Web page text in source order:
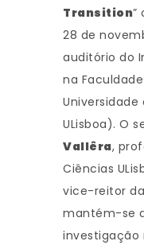
Transition”
28 de
auditório do
na
Universidade
ULisboa). O
Vallêra,
Ciências
vice-reitor
mantém-se
investigação